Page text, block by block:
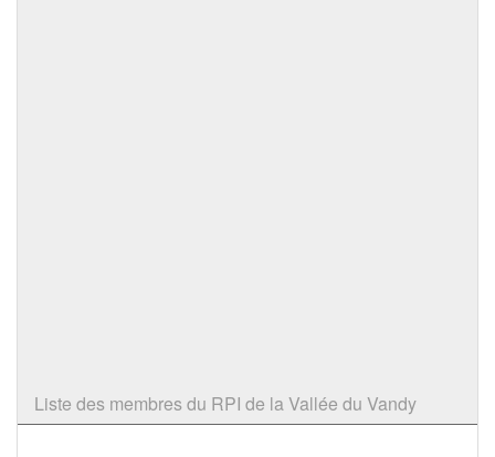
Liste des membres du RPI de la Vallée du Vandy